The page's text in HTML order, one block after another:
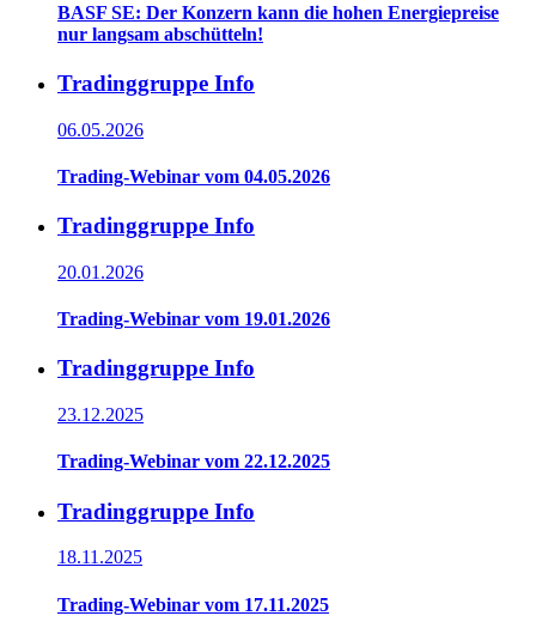
BASF SE: Der Konzern kann die hohen Energiepreise
nur langsam abschütteln!
Tradinggruppe Info
06.05.2026
Trading-Webinar vom 04.05.2026
Tradinggruppe Info
20.01.2026
Trading-Webinar vom 19.01.2026
Tradinggruppe Info
23.12.2025
Trading-Webinar vom 22.12.2025
Tradinggruppe Info
18.11.2025
Trading-Webinar vom 17.11.2025